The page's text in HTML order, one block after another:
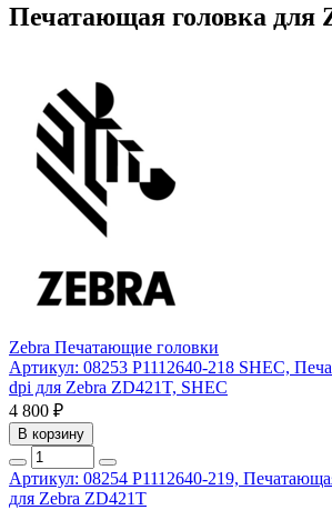
Печатающая головка для
Zebra Печатающие головки
Артикул: 08253 P1112640-218 SHEC,
dpi для Zebra ZD421T, SHEC
4 800 ₽
В корзину
Артикул: 08254 P1112640-219,
для Zebra ZD421T